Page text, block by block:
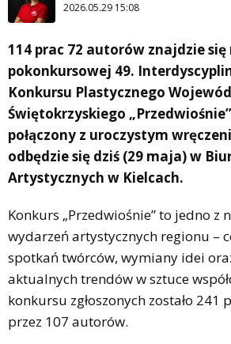
2026.05.29 15:08
114 prac 72 autorów znajdzie
pokonkursowej 49.
Konkursu Plastycznego
Świętokrzyskiego
połączony z uroczystym
odbędzie się dziś (29 maja) w
Artystycznych w Kielcach.
Konkurs „Przedwiośnie” to jedno z
wydarzeń artystycznych regionu –
spotkań twórców, wymiany idei
aktualnych trendów w sztuce
konkursu zgłoszonych zostało 241
przez 107 autorów.